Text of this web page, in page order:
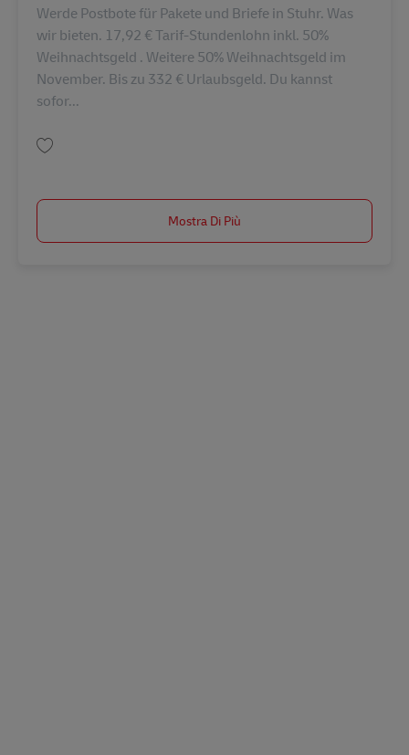
Werde Postbote für Pakete und Briefe in Stuhr. Was
wir bieten. 17,92 € Tarif-Stundenlohn inkl. 50%
Weihnachtsgeld . Weitere 50% Weihnachtsgeld im
November. Bis zu 332 € Urlaubsgeld. Du kannst
sofor...
Mostra Di Più